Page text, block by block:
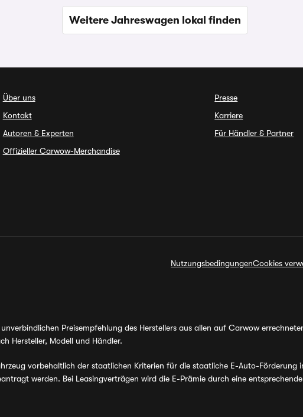
Weitere Jahreswagen lokal finden
Über uns
Kontakt
Autoren & Experten
Offizieller Carwow-Merchandise
Presse
Karriere
Für Händler & Partner
NutzungsbedingungenCookies
Preisempfehlung des Herstellers aus allen auf Carwow
Hersteller, Modell und Händler.
vorbehaltlich der staatlichen Kriterien für die staatliche E-Auto-
werden. Bei Leasingverträgen wird die E-Prämie durch eine